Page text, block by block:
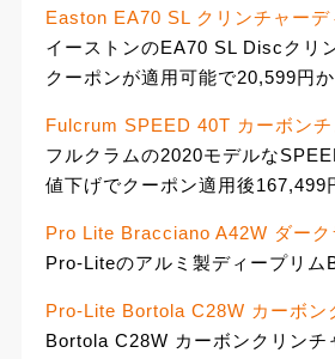
Easton EA70 SL クリンチャー
イーストンのEA70 SL Discクリ
クーポンが適用可能で20,599円か
Fulcrum SPEED 40T カーボン
フルクラムの2020モデルな
値下げでクーポン適用後167,499
Pro Lite Bracciano A42W ダーク
Pro-Liteのアルミ製ディープリ
Pro-Lite Bortola C28W カーボン
Bortola C28W カーボンクリンチ